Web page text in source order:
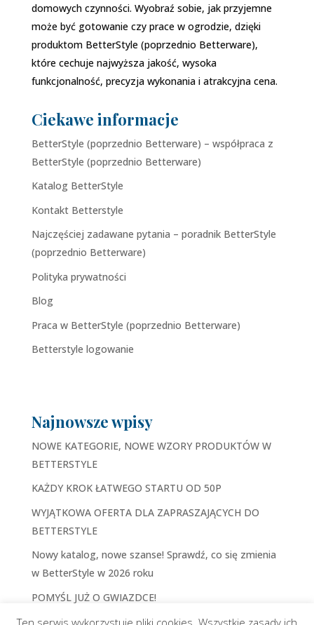
domowych czynności. Wyobraź sobie, jak przyjemne
może być gotowanie czy prace w ogrodzie, dzięki
produktom BetterStyle (poprzednio Betterware),
które cechuje najwyższa jakość, wysoka
funkcjonalność, precyzja wykonania i atrakcyjna cena.
Ciekawe informacje
BetterStyle (poprzednio Betterware) – współpraca z
BetterStyle (poprzednio Betterware)
Katalog BetterStyle
Kontakt Betterstyle
Najczęściej zadawane pytania – poradnik BetterStyle
(poprzednio Betterware)
Polityka prywatności
Blog
Praca w BetterStyle (poprzednio Betterware)
Betterstyle logowanie
Najnowsze wpisy
NOWE KATEGORIE, NOWE WZORY PRODUKTÓW W
BETTERSTYLE
KAŻDY KROK ŁATWEGO STARTU OD 50P
WYJĄTKOWA OFERTA DLA ZAPRASZAJĄCYCH DO
BETTERSTYLE
Nowy katalog, nowe szanse! Sprawdź, co się zmienia
w BetterStyle w 2026 roku
POMYŚL JUŻ O GWIAZDCE!
Ten serwis wykorzystuje pliki cookies. Wszystkie zasady ich